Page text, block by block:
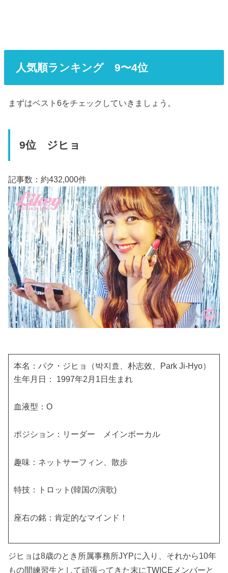
人気順ランキング 9〜4位
まずはベスト6をチェックしていきましょう。
9位 ジヒョ
記事数：約432,000件
本名：パク・ジヒョ（박지효、朴志效、Park Ji-Hyo）
生年月日： 1997年2月1日生まれ
血液型：O
ポジション：リーダー メインボーカル
趣味：ネットサーフィン、散歩
特技：トロット(韓国の演歌)
座右の銘：肯定的なマインド！
ジヒョは8歳のとき所属事務所JYPに入り、それから10年
もの間練習生として頑張ってきた末にTWICEメンバーと